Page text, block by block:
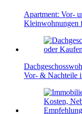
Apartment: Vor-
Kleinwohnungen
Vor- & Nachteile